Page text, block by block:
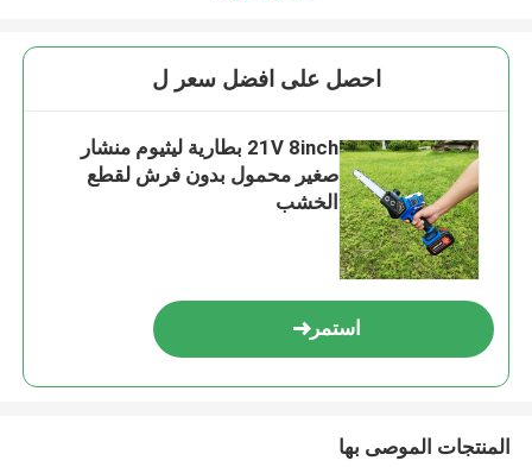
احصل على افضل سعر ل
21V 8inch بطارية ليثيوم منشار
صغير محمول بدون فرش لقطع
الخشب
استمر
المنتجات الموصى بها